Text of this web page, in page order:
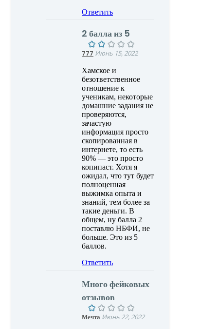
Ответить
2 балла из 5
777 Июнь 15, 2022
Хамское и
безответственное
отношение к
ученикам, некоторые
домашние задания не
проверяются,
зачастую
информация просто
скопированная в
интернете, то есть
90% — это просто
копипаст. Хотя я
ожидал, что тут будет
полноценная
выжимка опыта и
знаний, тем более за
такие деньги. В
общем, ну балла 2
поставлю НБФИ, не
больше. Это из 5
баллов.
Ответить
Много фейковых
отзывов
Мечта Июнь 22, 2022